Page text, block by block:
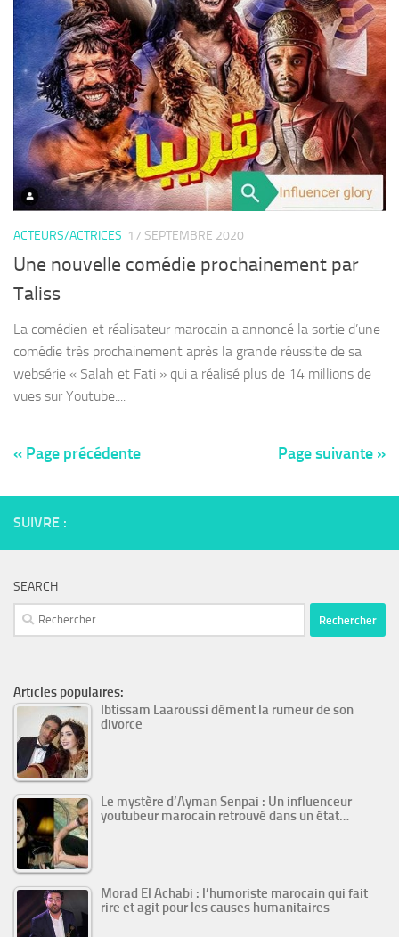
ACTEURS/ACTRICES 17 SEPTEMBRE 2020
Une nouvelle comédie prochainement par
Taliss
La comédien et réalisateur marocain a annoncé la sortie d’une
comédie très prochainement après la grande réussite de sa
websérie « Salah et Fati » qui a réalisé plus de 14 millions de
vues sur Youtube....
« Page précédente Page suivante »
SUIVRE :
SEARCH
Rechercher :
Articles populaires:
Ibtissam Laaroussi dément la rumeur de son
divorce
Le mystère d’Ayman Senpai : Un influenceur
youtubeur marocain retrouvé dans un état…
Morad El Achabi : l’humoriste marocain qui fait
rire et agit pour les causes humanitaires